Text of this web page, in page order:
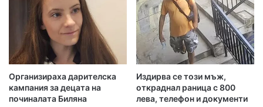
Организираха дарителска
кампания за децата на
починалата Биляна
Издирва се този мъж,
откраднал раница с 800
лева, телефон и документи